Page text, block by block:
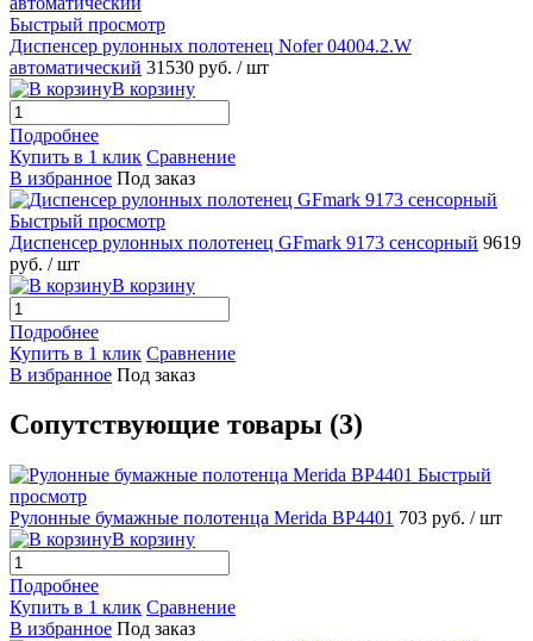
Быстрый просмотр
Диспенсер рулонных полотенец Nofer 04004.2.W
автоматический 31530 руб. / шт
В корзину
Подробнее
Купить в 1 клик Сравнение
В избранное Под заказ
Быстрый просмотр
Диспенсер рулонных полотенец GFmark 9173 сенсорный 9619
руб. / шт
В корзину
Подробнее
Купить в 1 клик Сравнение
В избранное Под заказ
Сопутствующие товары (3)
Быстрый
просмотр
Рулонные бумажные полотенца Merida BP4401 703 руб. / шт
В корзину
Подробнее
Купить в 1 клик Сравнение
В избранное Под заказ